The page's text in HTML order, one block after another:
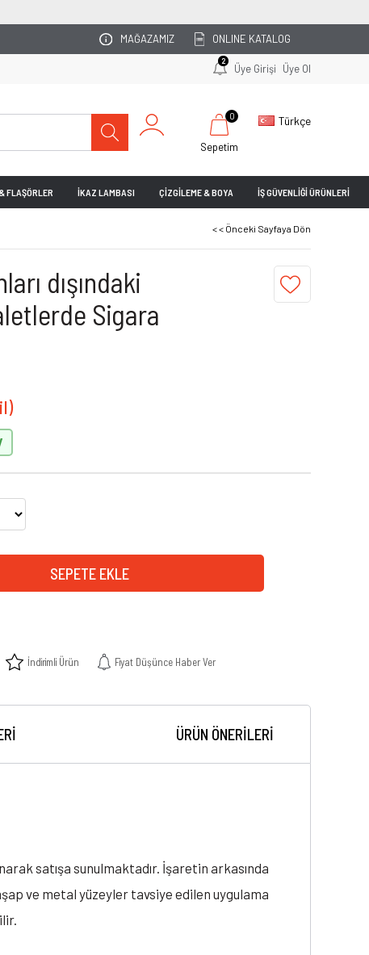
MAĞAZAMIZ ONLINE KATALOG
2
Üye Girişi Üye Ol
Türkçe
Sepetim
0
FLAŞÖRLER İKAZ LAMBASI ÇİZGİLEME & BOYA İŞ GÜVENLİĞİ ÜRÜNLERİ
< < Önceki Sayfaya Dön
dışındaki
Sigara
İndirimli Ürün Fiyat Düşünce Haber Ver
ÜRÜN ÖNERILERI
satışa sunulmaktadır. İşaretin arkasında
ve metal yüzeyler tavsiye edilen uygulama